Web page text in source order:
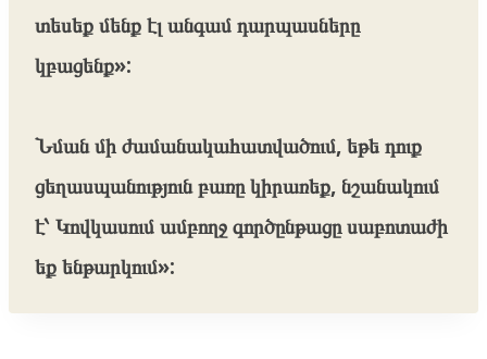
տեսեք մենք էլ անգամ դարպասները
կբացենք»:
Նման մի ժամանակահատվածում, եթե դուք
ցեղասպանություն բառը կիրառեք, նշանակում
է՝ Կովկասում ամբողջ գործընթացը սաբոտաժի
եք ենթարկում»: